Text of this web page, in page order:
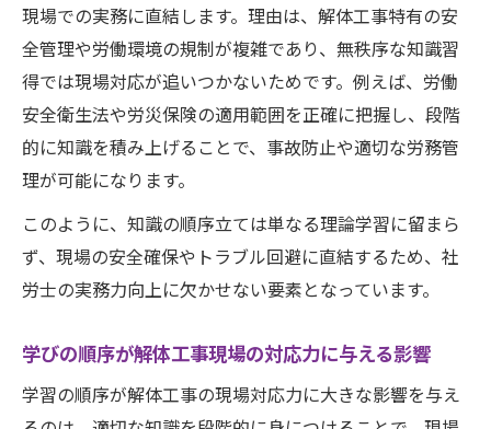
現場での実務に直結します。理由は、解体工事特有の安
全管理や労働環境の規制が複雑であり、無秩序な知識習
得では現場対応が追いつかないためです。例えば、労働
安全衛生法や労災保険の適用範囲を正確に把握し、段階
的に知識を積み上げることで、事故防止や適切な労務管
理が可能になります。
このように、知識の順序立ては単なる理論学習に留まら
ず、現場の安全確保やトラブル回避に直結するため、社
労士の実務力向上に欠かせない要素となっています。
学びの順序が解体工事現場の対応力に与える影響
学習の順序が解体工事の現場対応力に大きな影響を与え